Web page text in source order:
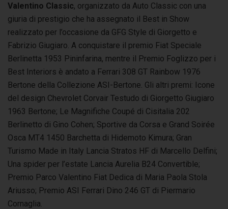
Valentino Classic, organizzato da Auto Classic con una
giuria di prestigio che ha assegnato il Best in Show
realizzato per l’occasione da GFG Style di Giorgetto e
Fabrizio Giugiaro. A conquistare il premio Fiat Speciale
Berlinetta 1953 Pininfarina, mentre il Premio Foglizzo per i
Best Interiors è andato a Ferrari 308 GT Rainbow 1976
Bertone della Collezione ASI-Bertone. Gli altri premi: Icone
del design Chevrolet Corvair Testudo di Giorgetto Giugiaro
1963 Bertone; Le Magnifiche Coupé di Cisitalia 202
Berlinetto di Gino Cohen; Sportive da Corsa e Grand Soirée
Osca MT4 1450 Barchetta di Hidemoto Kimura; Gran
Turismo Made in Italy Lancia Stratos HF di Marcello Delfini;
Una spider per l’estate Lancia Aurelia B24 Convertible;
Premio Parco Valentino Fiat Dedica di Maria Paola Stola
Ariusso; Premio ASI Ferrari Dino 246 GT di Piermario
Cornaglia.